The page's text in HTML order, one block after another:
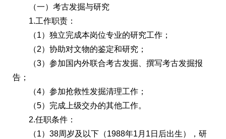
（一）考古发掘与研究
1.工作职责：
（1）独立完成本岗位专业的研究工作；
（2）协助对文物的鉴定和研究；
（3）参加国内外联合考古发掘、撰写考古发掘报
告；
（4）参加抢救性发掘清理工作；
（5）完成上级交办的其他工作。
2.任职条件：
（1）38周岁及以下（1988年1月1日后出生），研